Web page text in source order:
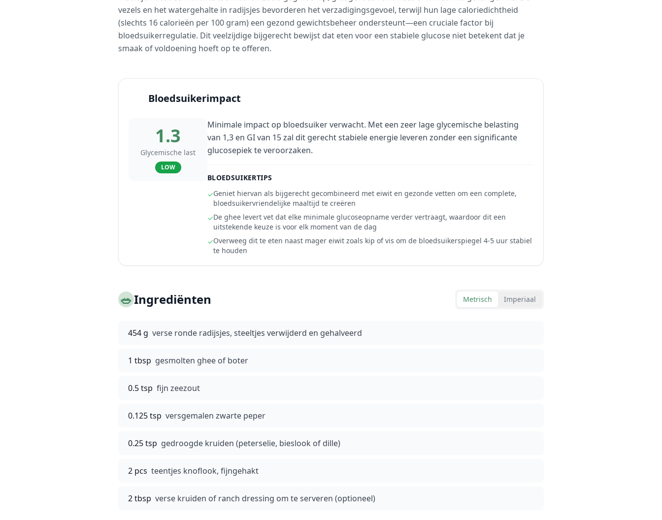
vezels en het watergehalte in radijsjes bevorderen het verzadigingsgevoel, terwijl hun lage caloriedichtheid
(slechts 16 calorieën per 100 gram) een gezond gewichtsbeheer ondersteunt—een cruciale factor bij
bloedsuikerregulatie. Dit veelzijdige bijgerecht bewijst dat eten voor een stabiele glucose niet betekent dat je
smaak of voldoening hoeft op te offeren.
Bloedsuikerimpact
1.3
Glycemische last
LOW
Minimale impact op bloedsuiker verwacht. Met een zeer lage glycemische belasting
van 1,3 en GI van 15 zal dit gerecht stabiele energie leveren zonder een significante
glucosepiek te veroorzaken.
BLOEDSUIKERTIPS
✓Geniet hiervan als bijgerecht gecombineerd met eiwit en gezonde vetten om een complete,
bloedsuikervriendelijke maaltijd te creëren
✓De ghee levert vet dat elke minimale glucoseopname verder vertraagt, waardoor dit een
uitstekende keuze is voor elk moment van de dag
✓Overweeg dit te eten naast mager eiwit zoals kip of vis om de bloedsuikerspiegel 4-5 uur stabiel
te houden
🥗Ingrediënten Metrisch Imperiaal
454 g verse ronde radijsjes, steeltjes verwijderd en gehalveerd
1 tbsp gesmolten ghee of boter
0.5 tsp fijn zeezout
0.125 tsp versgemalen zwarte peper
0.25 tsp gedroogde kruiden (peterselie, bieslook of dille)
2 pcs teentjes knoflook, fijngehakt
2 tbsp verse kruiden of ranch dressing om te serveren (optioneel)